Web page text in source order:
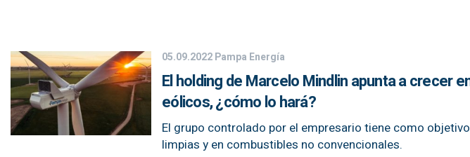
05.09.2022Pampa Energía
El holding de Marcelo Mindlin apunta a crecer
eólicos, ¿cómo lo hará?
El grupo controlado por el empresario tiene como
limpias y en combustibles no convencionales.